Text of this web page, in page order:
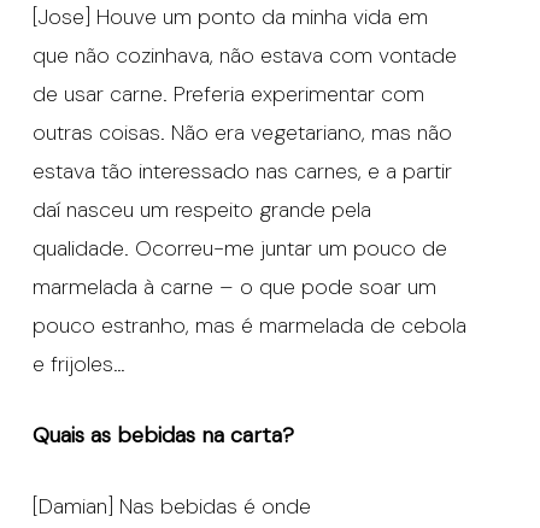
[Jose] Houve um ponto da minha vida em
que não cozinhava, não estava com vontade
de usar carne. Preferia experimentar com
outras coisas. Não era vegetariano, mas não
estava tão interessado nas carnes, e a partir
daí nasceu um respeito grande pela
qualidade. Ocorreu-me juntar um pouco de
marmelada à carne – o que pode soar um
pouco estranho, mas é marmelada de cebola
e frijoles…
Quais as bebidas na carta?
[Damian] Nas bebidas é onde